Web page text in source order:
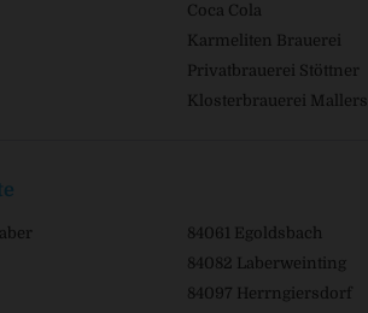
Coca Cola
Karmeliten Brauerei
Privatbrauerei Stöttner
Klosterbrauerei
84061 Egoldsbach
84082 Laberweinting
84097 Herrngiersdorf